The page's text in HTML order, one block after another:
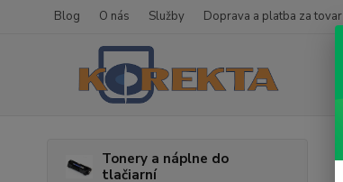
Blog O nás Služby Doprava a platba za tovar
Tonery a náplne do
tlačiarní